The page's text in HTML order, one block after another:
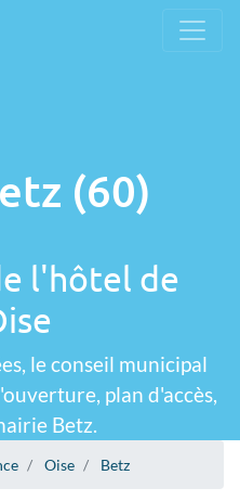
(60)
l'hôtel de
le conseil municipal
plan d'accès,
Betz.
Oise Betz